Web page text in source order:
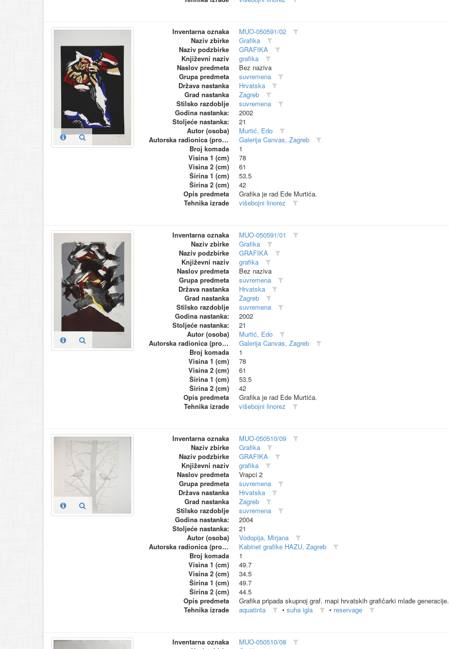
Inventarna oznaka
MUO-050591/02
Naziv zbirke
Grafika
Naziv podzbirke
GRAFIKA
Književni naziv
grafika
Naslov predmeta
Bez naziva
Grupa predmeta
suvremena
Država nastanka
Hrvatska
Grad nastanka
Zagreb
Stilsko razdoblje
suvremena
Godina nastanka:
2002
Stoljeće nastanka:
21
Autor (osoba)
Murtić, Edo
Autorska radionica (proizvođač)
Galerija Canvas, Zagreb
Broj komada
1
Visina 1 (cm)
78
Visina 2 (cm)
61
Širina 1 (cm)
53.5
Širina 2 (cm)
42
Opis predmeta
Grafika je rad Ede Murtića.
Tehnika izrade
višebojni linorez
Inventarna oznaka
MUO-050591/01
Naziv zbirke
Grafika
Naziv podzbirke
GRAFIKA
Književni naziv
grafika
Naslov predmeta
Bez naziva
Grupa predmeta
suvremena
Država nastanka
Hrvatska
Grad nastanka
Zagreb
Stilsko razdoblje
suvremena
Godina nastanka:
2002
Stoljeće nastanka:
21
Autor (osoba)
Murtić, Edo
Autorska radionica (proizvođač)
Galerija Canvas, Zagreb
Broj komada
1
Visina 1 (cm)
78
Visina 2 (cm)
61
Širina 1 (cm)
53.5
Širina 2 (cm)
42
Opis predmeta
Grafika je rad Ede Murtića.
Tehnika izrade
višebojni linorez
Inventarna oznaka
MUO-050510/09
Naziv zbirke
Grafika
Naziv podzbirke
GRAFIKA
Književni naziv
grafika
Naslov predmeta
Vrapci 2
Grupa predmeta
suvremena
Država nastanka
Hrvatska
Grad nastanka
Zagreb
Stilsko razdoblje
suvremena
Godina nastanka:
2004
Stoljeće nastanka:
21
Autor (osoba)
Vodopija, Mirjana
Autorska radionica (proizvođač)
Kabinet grafike HAZU, Zagreb
Broj komada
1
Visina 1 (cm)
49.7
Visina 2 (cm)
34.5
Širina 1 (cm)
49.7
Širina 2 (cm)
44.5
Opis predmeta
Grafika pripada skupnoj graf. mapi hrvatskih grafičarki mlađe generacije.
Tehnika izrade
aquatinta • suha igla • reservage
Inventarna oznaka
MUO-050510/08